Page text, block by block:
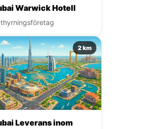
Warwick Hotell
2 km
Leverans inom